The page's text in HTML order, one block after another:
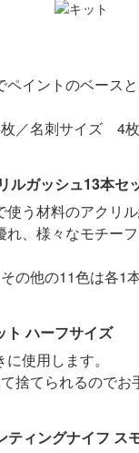
ペイントのベース
／名刺サイズ 4枚
ルガッシュ13本セ
う材料のアクリル
れ、様々なモチー
の他の11色は各1
ハーフサイズ
使用します。
捨てられるのでお
ィングナイフ ス